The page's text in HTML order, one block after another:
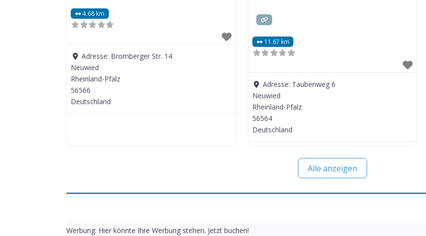
4.68 km
Adresse: Bromberger Str. 14
Neuwied
Rheinland-Pfalz
56566
Deutschland
11.67 km
Adresse: Taubenweg 6
Neuwied
Rheinland-Pfalz
56564
Deutschland
Alle anzeigen
Werbung: Hier könnte Ihre Werbung stehen. Jetzt buchen!